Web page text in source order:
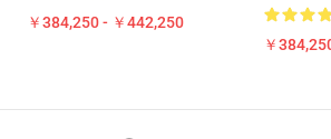
￥384,250 - ￥442,250
￥